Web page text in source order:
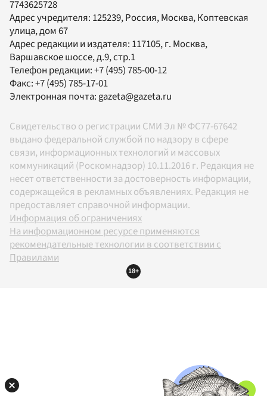
7743625728
Адрес учредителя: 125239, Россия, Москва, Коптевская
улица, дом 67
Адрес редакции и издателя: 117105, г. Москва,
Варшавское шоссе, д.9, стр.1
Телефон редакции:+7 (495) 785-00-12
Факс:+7 (495) 785-17-01
Электронная почта: gazeta@gazeta.ru
Свидетельство о регистрации СМИ Эл № ФС77-67642
выдано федеральной службой по надзору в сфере
связи, информационных технологий и массовых
коммуникаций (Роскомнадзор) 10.11.2016 г. Редакция не
несет ответственности за достоверность информации,
содержащейся в рекламных объявлениях. Редакция не
предоставляет справочной информации.
Информация об ограничениях
На информационном ресурсе применяются
рекомендательные технологии в соответствии с
Правилами
18+